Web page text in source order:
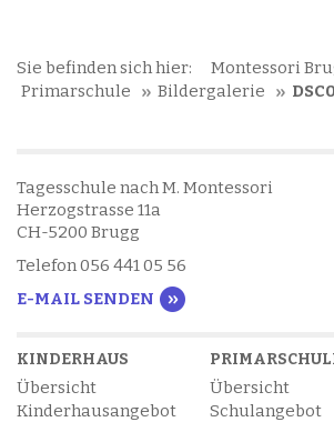
Sie befinden sich hier:
Montessori
Primarschule
Bildergalerie
Tagesschule nach M. Montessori
Herzogstrasse 11a
CH-5200 Brugg
Telefon 056 441 05 56
E-MAIL SENDEN
KINDERHAUS
Übersicht
Kinderhausangebot
Übersicht
Schulangebot